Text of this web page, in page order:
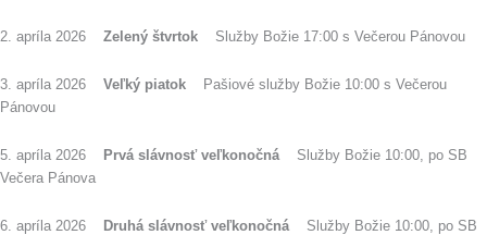
2. apríla 2026 Zelený štvrtok Služby Božie 17:00 s Večerou Pánovou
3. apríla 2026 Veľký piatok
Pašiové služby Božie 10:00 s Večerou
Pánovou
5. apríla 2026 Prvá slávnosť veľkonočná Služby Božie 10:00, po SB
Večera Pánova
6. apríla 2026 Druhá slávnosť veľkonočná Služby Božie 10:00, po SB